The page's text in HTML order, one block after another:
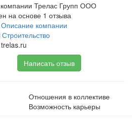
компании Трелас Групп ООО
на основе 1 отзыва
Описание компании
Строительство
trelas.ru
Написать отзыв
Отношения в коллективе
Возможность карьеры